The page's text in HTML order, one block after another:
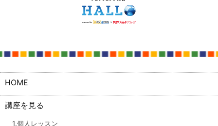
HOME
講座を見る
1.個人レッスン